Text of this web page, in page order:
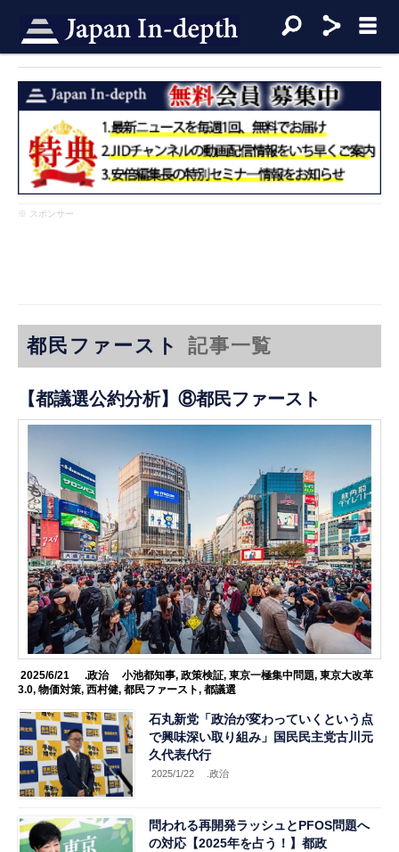
※ スポンサー
都民ファースト 記事一覧
【都議選公約分析】⑧都民ファースト
2025/6/21 .政治 小池都知事, 政策検証, 東京一極集中問題, 東京大改革
3.0,物価対策,西村健,都民ファースト,都議選
石丸新党「政治が変わっていくという点
で興味深い取り組み」国民民主党古川元
久代表代行
2025/1/22 .政治
問われる再開発ラッシュとPFOS問題へ
の対応【2025年を占う！】都政